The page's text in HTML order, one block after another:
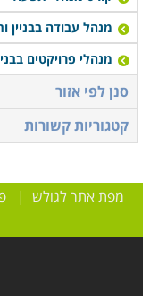
מנהל עבודה בבניין
מנהלי פרויקטים
סנן לפי אזור
קטגוריות קשורות
מפת אתר לגולש |